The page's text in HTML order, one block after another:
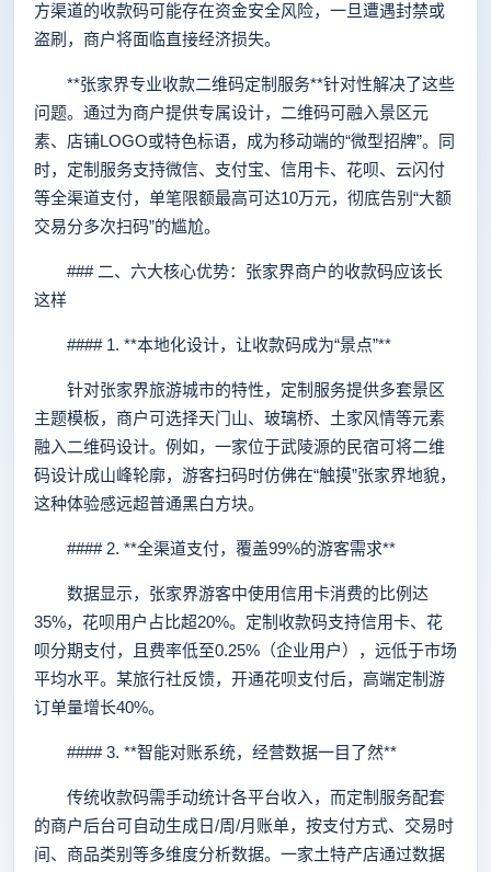
方渠道的收款码可能存在资金安全风险，一旦遭遇封禁或
盗刷，商户将面临直接经济损失。
**张家界专业收款二维码定制服务**针对性解决了这些
问题。通过为商户提供专属设计，二维码可融入景区元
素、店铺LOGO或特色标语，成为移动端的“微型招牌”。同
时，定制服务支持微信、支付宝、信用卡、花呗、云闪付
等全渠道支付，单笔限额最高可达10万元，彻底告别“大额
交易分多次扫码”的尴尬。
### 二、六大核心优势：张家界商户的收款码应该长
这样
#### 1. **本地化设计，让收款码成为“景点”**
针对张家界旅游城市的特性，定制服务提供多套景区
主题模板，商户可选择天门山、玻璃桥、土家风情等元素
融入二维码设计。例如，一家位于武陵源的民宿可将二维
码设计成山峰轮廓，游客扫码时仿佛在“触摸”张家界地貌，
这种体验感远超普通黑白方块。
#### 2. **全渠道支付，覆盖99%的游客需求**
数据显示，张家界游客中使用信用卡消费的比例达
35%，花呗用户占比超20%。定制收款码支持信用卡、花
呗分期支付，且费率低至0.25%（企业用户），远低于市场
平均水平。某旅行社反馈，开通花呗支付后，高端定制游
订单量增长40%。
#### 3. **智能对账系统，经营数据一目了然**
传统收款码需手动统计各平台收入，而定制服务配套
的商户后台可自动生成日/周/月账单，按支付方式、交易时
间、商品类别等多维度分析数据。一家土特产店通过数据